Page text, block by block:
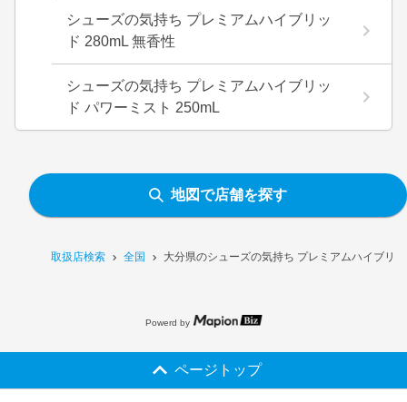
取扱店検索 全国 大分県のシューズの気持ち プレミアムハイブリ
シューズの気持ち プレミアムハイブリッ
ド 280mL 無香性
シューズの気持ち プレミアムハイブリッ
ド パワーミスト 250mL
地図で店舗を探す
Powerd by
ページトップ